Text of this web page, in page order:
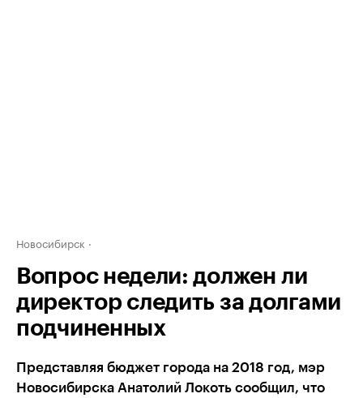
Новосибирск
Вопрос недели: должен ли
директор следить за долгами
подчиненных
Представляя бюджет города на 2018 год, мэр
Новосибирска Анатолий Локоть сообщил, что